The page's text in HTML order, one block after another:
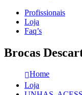
Profissionais
Loja
Faq’s
Brocas
Home
Loja